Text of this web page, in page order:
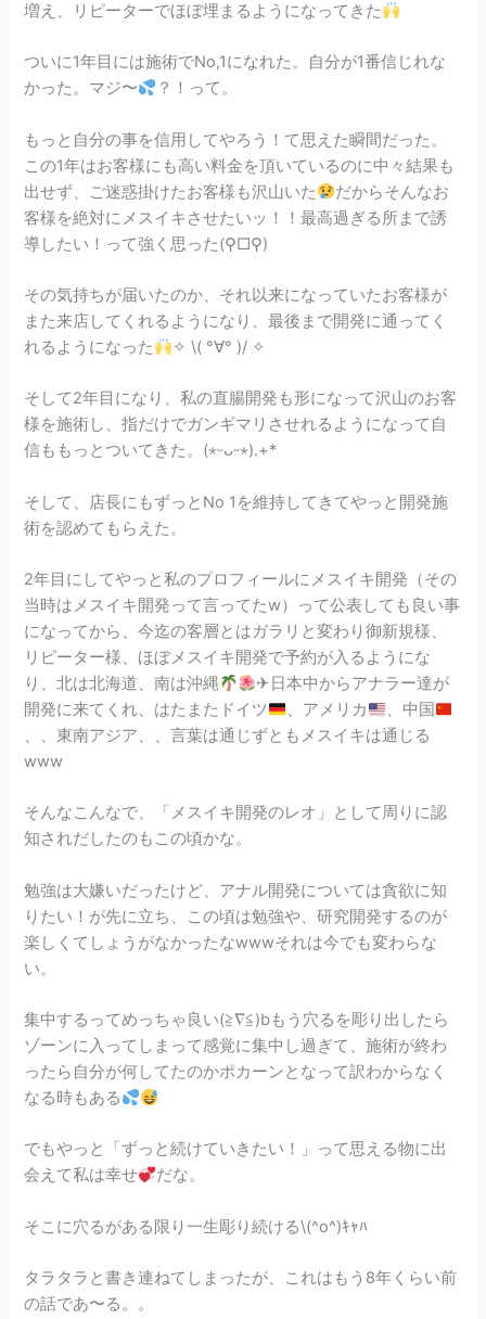
増え、リピーターでほぼ埋まるようになってきた
ついに1年目には施術でNo,1になれた。自分が1番信じれな
かった。マジ〜
？！って。
もっと自分の事を信用してやろう！て思えた瞬間だった。
この1年はお客様にも高い料金を頂いているのに中々結果も
出せず、ご迷惑掛けたお客様も沢山いた
だからそんなお
客様を絶対にメスイキさせたいッ！！最高過ぎる所まで誘
導したい！って強く思った(⚲□⚲)
その気持ちが届いたのか、それ以来になっていたお客様が
また来店してくれるようになり、最後まで開発に通ってく
れるようになった
✧ \( °∀° )/ ✧
そして2年目になり、私の直腸開発も形になって沢山のお客
様を施術し、指だけでガンギマリさせれるようになって自
信ももっとついてきた。(⋆ᵕᴗᵕ⋆).+*
そして、店長にもずっとNo 1を維持してきてやっと開発施
術を認めてもらえた。
2年目にしてやっと私のプロフィールにメスイキ開発（その
当時はメスイキ開発って言ってたw）って公表しても良い事
になってから、今迄の客層とはガラリと変わり御新規様、
リピーター様、ほぼメスイキ開発で予約が入るようにな
り、北は北海道、南は沖縄
✈日本中からアナラー達が
開発に来てくれ、はたまたドイツ
、アメリカ
、中国
、、東南アジア、、言葉は通じずともメスイキは通じる
www
そんなこんなで、「メスイキ開発のレオ」として周りに認
知されだしたのもこの頃かな。
勉強は大嫌いだったけど、アナル開発については貪欲に知
りたい！が先に立ち、この頃は勉強や、研究開発するのが
楽しくてしょうがなかったなwwwそれは今でも変わらな
い。
集中するってめっちゃ良い(≧∇≦)bもう穴るを彫り出したら
ゾーンに入ってしまって感覚に集中し過ぎて、施術が終わ
ったら自分が何してたのかポカーンとなって訳わからなく
なる時もある
でもやっと「ずっと続けていきたい！」って思える物に出
会えて私は幸せ
だな。
そこに穴るがある限り一生彫り続ける\(^o^)ｷｬﾊ
タラタラと書き連ねてしまったが、これはもう8年くらい前
の話であ〜る。。